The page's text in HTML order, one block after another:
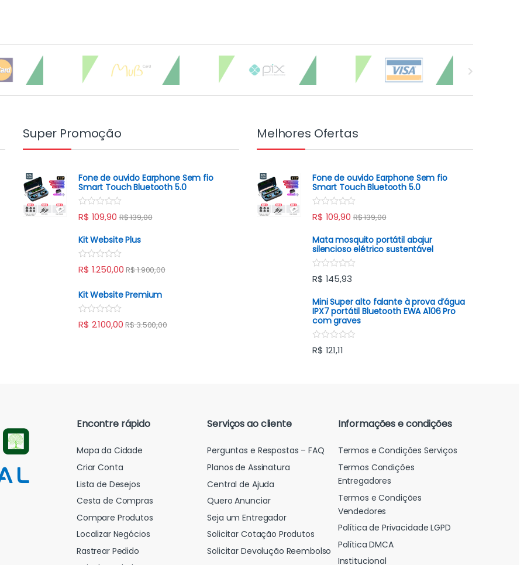
Super Promoção
Fone de ouvido Earphone Sem fio
Smart Touch Bluetooth 5.0
R
a
e
0
u
f
R$ 109,90 R$139,00
Kit Website Plus
R
a
e
d
0
o
u
R$ 1.250,00 R$1.900,00
Kit Website Premium
R
a
R$ 2.100,00 R$3.500,00
Melhores Ofertas
Fone de ouvido Earphone Sem fio
Smart Touch Bluetooth 5.0
R
a
e
d
0
o
t
5
R$ 109,90 R$139,00
Mata mosquito portátil abajur
silencioso elétrico sustentável
R
a
e
d
0
o
u
t
o
R$ 145,93
Mini Super alto falante à prova d’água
IPX7 portátil Bluetooth EWA A106 Pro
com graves
R
a
R$ 121,11
Encontre rápido
Mapa da Cidade
Criar Conta
Lista de Desejos
Cesta de Compras
Compare Produtos
Localizar Negócios
Rastrear Pedido
Serviços ao cliente
Perguntas e Respostas – FAQ
Planos de Assinatura
Central de Ajuda
Quero Anunciar
Seja um Entregador
Solicitar Cotação Produtos
Solicitar Devolução Reembolso
Informações e condições
Termos e Condições Serviços
Termos Condições
Entregadores
Termos e Condições
Vendedores
Política de Privacidade LGPD
Política DMCA
Institucional